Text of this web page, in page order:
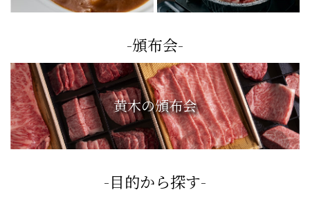
-頒布会-
黄木の頒布会
-目的から探す-